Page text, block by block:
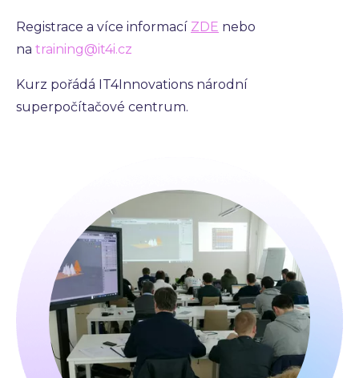
Registrace a více informací ZDE nebo
na training@it4i.cz
Kurz pořádá IT4Innovations národní
superpočítačové centrum.